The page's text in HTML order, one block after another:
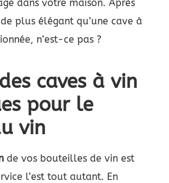
dans votre maison. Après
plus élégant qu’une cave à
n’est-ce pas ?
caves à vin
pour le
vin
de vos bouteilles de vin est
l’est tout autant. En